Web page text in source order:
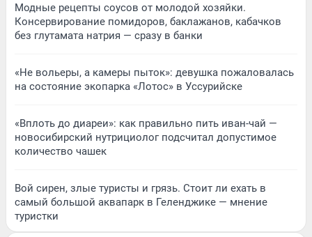
Модные рецепты соусов от молодой хозяйки.
Консервирование помидоров, баклажанов, кабачков
без глутамата натрия — сразу в банки
«Не вольеры, а камеры пыток»: девушка пожаловалась
на состояние экопарка «Лотос» в Уссурийске
«Вплоть до диареи»: как правильно пить иван-чай —
новосибирский нутрициолог подсчитал допустимое
количество чашек
Вой сирен, злые туристы и грязь. Стоит ли ехать в
самый большой аквапарк в Геленджике — мнение
туристки